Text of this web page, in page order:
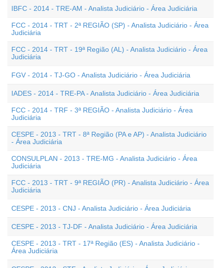
IBFC - 2014 - TRE-AM - Analista Judiciário - Área Judiciária
FCC - 2014 - TRT - 2ª REGIÃO (SP) - Analista Judiciário - Área
Judiciária
FCC - 2014 - TRT - 19ª Região (AL) - Analista Judiciário - Área
Judiciária
FGV - 2014 - TJ-GO - Analista Judiciário - Área Judiciária
IADES - 2014 - TRE-PA - Analista Judiciário - Área Judiciária
FCC - 2014 - TRF - 3ª REGIÃO - Analista Judiciário - Área
Judiciária
CESPE - 2013 - TRT - 8ª Região (PA e AP) - Analista Judiciário
- Área Judiciária
CONSULPLAN - 2013 - TRE-MG - Analista Judiciário - Área
Judiciária
FCC - 2013 - TRT - 9ª REGIÃO (PR) - Analista Judiciário - Área
Judiciária
CESPE - 2013 - CNJ - Analista Judiciário - Área Judiciária
CESPE - 2013 - TJ-DF - Analista Judiciário - Área Judiciária
CESPE - 2013 - TRT - 17ª Região (ES) - Analista Judiciário -
Área Judiciária